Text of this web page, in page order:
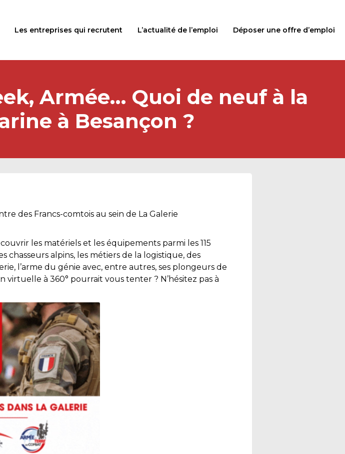
Les entreprises qui recrutent L’actualité de l’emploi Déposer une offre d’emploi
Armée… Quoi de neuf à la
à Besançon ?
des Francs-comtois au sein de La Galerie
les matériels et les équipements parmi les 115
chasseurs alpins, les métiers de la logistique, des
l’arme du génie avec, entre autres, ses plongeurs de
à 360° pourrait vous tenter ? N’hésitez pas à